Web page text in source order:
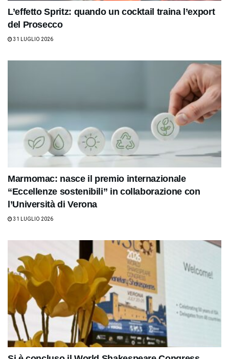
L’effetto Spritz: quando un cocktail traina l’export
del Prosecco
31 LUGLIO 2026
Marmomac: nasce il premio internazionale
“Eccellenze sostenibili” in collaborazione con
l’Università di Verona
31 LUGLIO 2026